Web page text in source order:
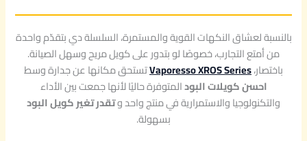
بالنسبة لعشاق النكهات القوية والمستمرة، السلسلة دي بتقدّم واحدة
من أمتع التجارب، خصوصًا لو بتدور على كويل مريح وسهل الصيانة.
باختصار،Vaporesso XROS Seriesتستحق مكانها عن جدارة وسط
احسن كويلات البودالمتوفرة حاليًا لأنها جمعت بين الأداء
والتكنولوجيا والاستمرارية في منتج واحد وتقدر تغير كويل البود
بسهولة.